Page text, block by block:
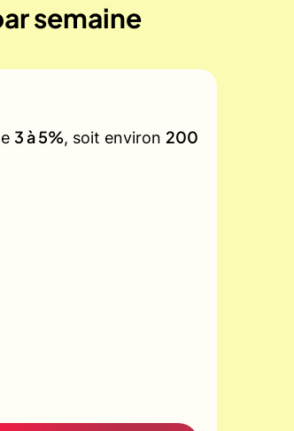
semaine
3 à 5%, soit environ 200